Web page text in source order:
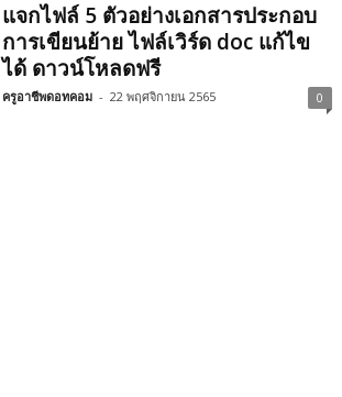
แจกไฟล์ 5 ตัวอย่างเอกสารประกอบ
การเขียนย้าย ไฟล์เวิร์ด doc แก้ไข
ได้ ดาวน์โหลดฟรี
ครูอาชีพดอทคอม - 22 พฤศจิกายน 2565 0